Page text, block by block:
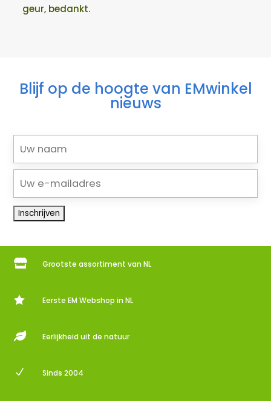
geur, bedankt.
Blijf op de hoogte van EMwinkel
nieuws
 Grootste assortiment van NL
 Eerste EM Webshop in NL
 Eerlijkheid uit de natuur
N Sinds 2004